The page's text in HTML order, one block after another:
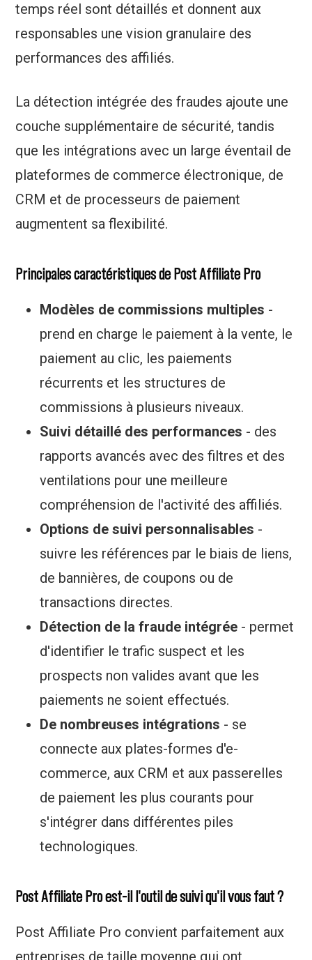
temps réel sont détaillés et donnent aux
responsables une vision granulaire des
performances des affiliés.
La détection intégrée des fraudes ajoute une
couche supplémentaire de sécurité, tandis
que les intégrations avec un large éventail de
plateformes de commerce électronique, de
CRM et de processeurs de paiement
augmentent sa flexibilité.
Principales caractéristiques de Post Affiliate Pro
Modèles de commissions multiples -
prend en charge le paiement à la vente, le
paiement au clic, les paiements
récurrents et les structures de
commissions à plusieurs niveaux.
Suivi détaillé des performances - des
rapports avancés avec des filtres et des
ventilations pour une meilleure
compréhension de l'activité des affiliés.
Options de suivi personnalisables -
suivre les références par le biais de liens,
de bannières, de coupons ou de
transactions directes.
Détection de la fraude intégrée - permet
d'identifier le trafic suspect et les
prospects non valides avant que les
paiements ne soient effectués.
De nombreuses intégrations - se
connecte aux plates-formes d'e-
commerce, aux CRM et aux passerelles
de paiement les plus courants pour
s'intégrer dans différentes piles
technologiques.
Post Affiliate Pro est-il l'outil de suivi qu'il vous faut ?
Post Affiliate Pro convient parfaitement aux
entreprises de taille moyenne qui ont